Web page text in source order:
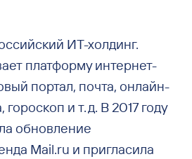
ИТ-холдинг.
платформу интернет-
портал, почта, онлайн-
и т. д. В 2017 году
обновление
Mail.ru и пригласила